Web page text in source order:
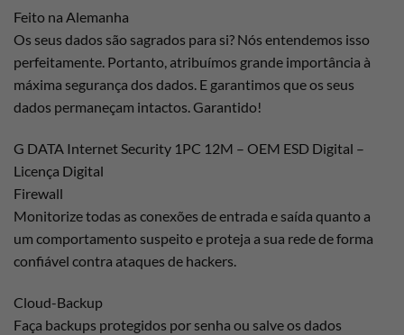
Feito na Alemanha
Os seus dados são sagrados para si? Nós entendemos isso
perfeitamente. Portanto, atribuímos grande importância à
máxima segurança dos dados. E garantimos que os seus
dados permaneçam intactos. Garantido!
G DATA Internet Security 1PC 12M – OEM ESD Digital –
Licença Digital
Firewall
Monitorize todas as conexões de entrada e saída quanto a
um comportamento suspeito e proteja a sua rede de forma
confiável contra ataques de hackers.
Cloud-Backup
Faça backups protegidos por senha ou salve os dados